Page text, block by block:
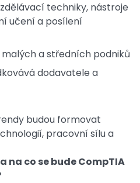
techniky, nástroje
učení a posílení
a středních podniků
dodavatele a
budou formovat
pracovní sílu a
na co se bude CompTIA